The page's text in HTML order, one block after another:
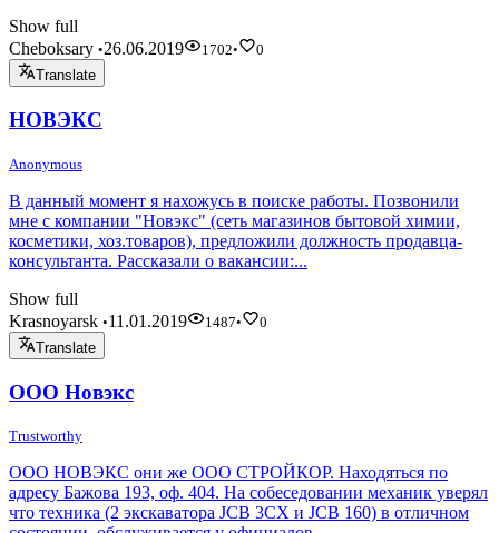
Show full
Cheboksary •26.06.2019 1702•
0
Translate
НОВЭКС
Anonymous
В данный момент я нахожусь в поиске работы. Позвонили
мне с компании "Новэкс" (сеть магазинов бытовой химии,
косметики, хоз.товаров), предложили должность продавца-
консультанта. Рассказали о вакансии:...
Show full
Krasnoyarsk •11.01.2019 1487•
0
Translate
ООО Новэкс
Trustworthy
ООО НОВЭКС они же ООО СТРОЙКОР. Находяться по
адресу Бажова 193, оф. 404. На собеседовании механик уверял
что техника (2 экскаватора JCB 3CX и JCB 160) в отличном